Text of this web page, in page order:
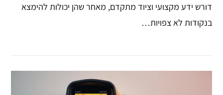
דורש ידע מקצועי וציוד מתקדם, מאחר שהן יכולות להימצא
בנקודות לא צפויות…